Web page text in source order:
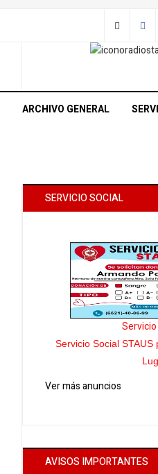
ARCHIVO GENERAL
SERVICIO SOCIAL
Servicio Social
Ver más anuncios
AVISOS IMPORTANTES